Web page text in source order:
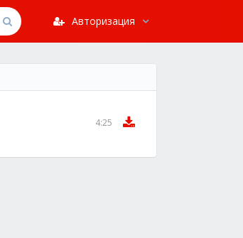
Авторизация
4:25